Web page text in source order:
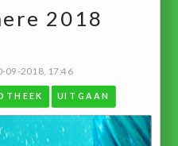
2018
09-2018, 17:46
UITGAAN